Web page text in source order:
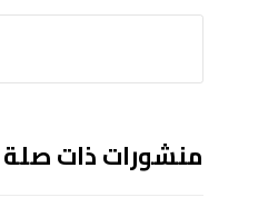
منشورات ذات صلة